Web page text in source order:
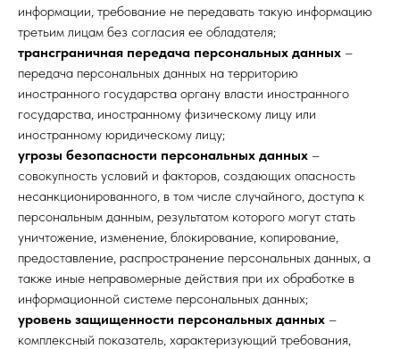
информации, требование не передавать такую информацию
третьим лицам без согласия ее обладателя;
трансграничная передача персональных данных –
передача персональных данных на территорию
иностранного государства органу власти иностранного
государства, иностранному физическому лицу или
иностранному юридическому лицу;
угрозы безопасности персональных данных –
совокупность условий и факторов, создающих опасность
несанкционированного, в том числе случайного, доступа к
персональным данным, результатом которого могут стать
уничтожение, изменение, блокирование, копирование,
предоставление, распространение персональных данных, а
также иные неправомерные действия при их обработке в
информационной системе персональных данных;
уровень защищенности персональных данных –
комплексный показатель, характеризующий требования,